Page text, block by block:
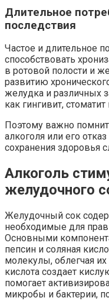
Длительное
последствия
Частое и длительное
способствовать
в ротовой полости и
развитию
желудка и различных
как гингивит, стоматит
Поэтому важно
алкоголя или его
сохранения здоровья
Алкоголь
желудочного
Желудочный сок
необходимые для
Основными
пепсин и соляная
молекулы, облегчая
кислота создает
помогает
микробы и бактерии,